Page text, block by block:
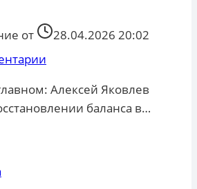
от
28.04.2026 20:02
Алексей Яковлев
баланса в…